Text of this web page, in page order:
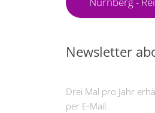
Newsletter
Drei Mal pro Jahr
per E-Mail.